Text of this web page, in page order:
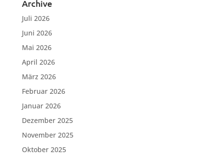
Archive
Juli 2026
Juni 2026
Mai 2026
April 2026
März 2026
Februar 2026
Januar 2026
Dezember 2025
November 2025
Oktober 2025